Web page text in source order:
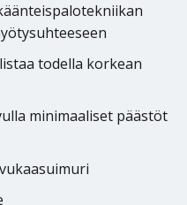
todella korkean
minimaaliset päästöt